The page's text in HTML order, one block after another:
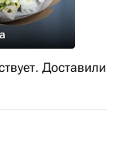
Доставили